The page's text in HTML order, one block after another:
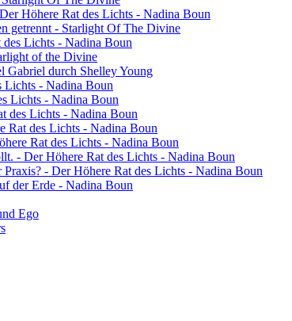
Höhere Rat des Lichts - Nadina Boun
getrennt - Starlight Of The Divine
Lichts - Nadina Boun
of the Divine
Gabriel durch Shelley Young
Lichts - Nadina Boun
Lichts - Nadina Boun
des Lichts - Nadina Boun
Rat des Lichts - Nadina Boun
Rat des Lichts - Nadina Boun
- Der Höhere Rat des Lichts - Nadina Boun
Praxis? - Der Höhere Rat des Lichts - Nadina Boun
der Erde - Nadina Boun
Ego